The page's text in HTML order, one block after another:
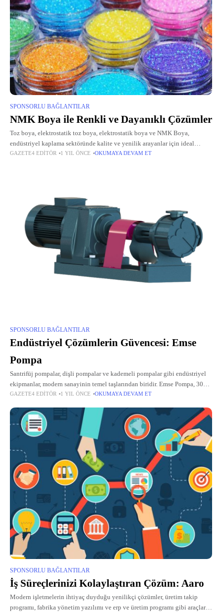
SPONSORLU BAĞLANTILAR
NMK Boya ile Renkli ve Dayanıklı Çözümler
Toz boya, elektrostatik toz boya, elektrostatik boya ve NMK Boya,
endüstriyel kaplama sektöründe kalite ve yenilik arayanlar için ideal
çözümler sunar. 2018 yılından bu yana faaliyet gösteren NMK Boya, genç
GAZETE4 EDITÖR 1 YIL ÖNCE OKUMAYA DEVAM ET
SPONSORLU BAĞLANTILAR
Endüstriyel Çözümlerin Güvencesi: Emse
Pompa
Santrifüj pompalar, dişli pompalar ve kademeli pompalar gibi endüstriyel
ekipmanlar, modern sanayinin temel taşlarından biridir. Emse Pompa, 30
yılı aşkın tecrübesiyle bu alanda öncü bir marka olarak öne çıkar.
GAZETE4 EDITÖR 1 YIL ÖNCE OKUMAYA DEVAM ET
SPONSORLU BAĞLANTILAR
İş Süreçlerinizi Kolaylaştıran Çözüm: Aaro
Modern işletmelerin ihtiyaç duyduğu yenilikçi çözümler, üretim takip
programı, fabrika yönetim yazılımı ve erp ve üretim programı gibi araçlarla